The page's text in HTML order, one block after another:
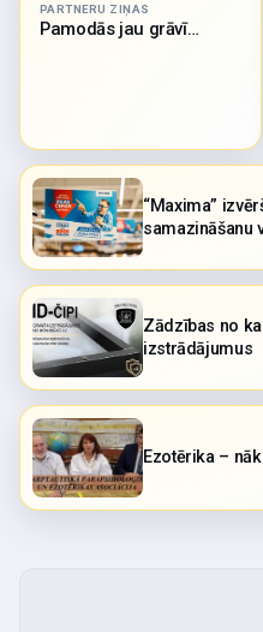
PARTNERU ZIŅAS
Pamodās jau grāvī…
“Maxima”
samazināšanu
Zādzības no
izstrādājumus
Ezotērika –